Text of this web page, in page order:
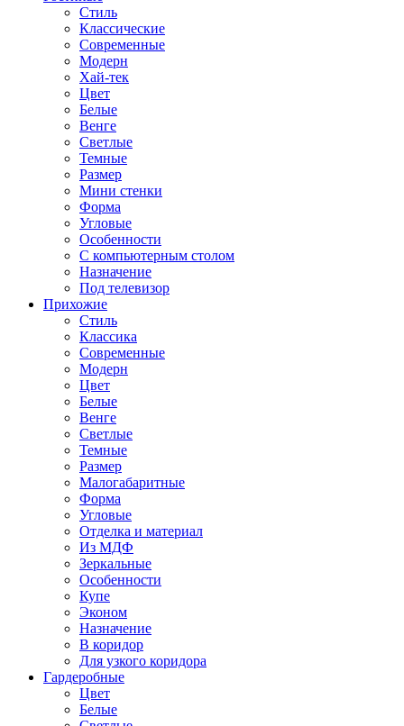
Стиль
Классические
Современные
Модерн
Хай-тек
Цвет
Белые
Венге
Светлые
Темные
Размер
Мини стенки
Форма
Угловые
Особенности
С компьютерным столом
Назначение
Под телевизор
Прихожие
Стиль
Классика
Современные
Модерн
Цвет
Белые
Венге
Светлые
Темные
Размер
Малогабаритные
Форма
Угловые
Отделка и материал
Из МДФ
Зеркальные
Особенности
Купе
Эконом
Назначение
В коридор
Для узкого коридора
Гардеробные
Цвет
Белые